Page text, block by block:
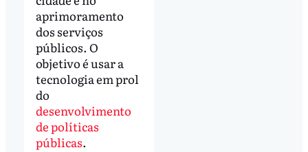
aprimoramento
dos serviços
públicos. O
objetivo é usar a
tecnologia em prol
do
desenvolvimento
de políticas
públicas.